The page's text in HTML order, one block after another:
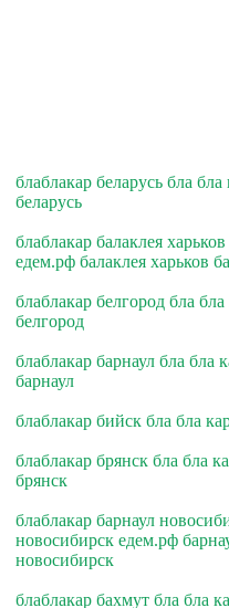
блаблакар беларусь бла
беларусь
блаблакар балаклея
едем.рф балаклея харьков
блаблакар белгород бла
белгород
блаблакар барнаул бла бла
барнаул
блаблакар бийск бла бла
блаблакар брянск бла бла
брянск
блаблакар барнаул
новосибирск едем.рф
новосибирск
блаблакар бахмут бла бла